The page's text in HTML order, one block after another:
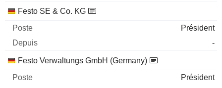
Festo SE & Co. KG
Président
-
Festo Verwaltungs GmbH (Germany)
Président